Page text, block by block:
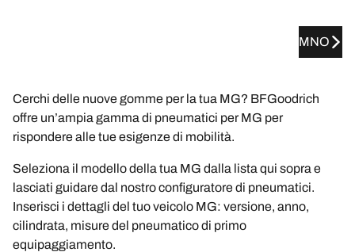
MNO
Cerchi delle nuove gomme per la tua MG? BFGoodrich
offre un’ampia gamma di pneumatici per MG per
rispondere alle tue esigenze di mobilità.
Seleziona il modello della tua MG dalla lista qui sopra e
lasciati guidare dal nostro configuratore di pneumatici.
Inserisci i dettagli del tuo veicolo MG: versione, anno,
cilindrata, misure del pneumatico di primo
equipaggiamento.